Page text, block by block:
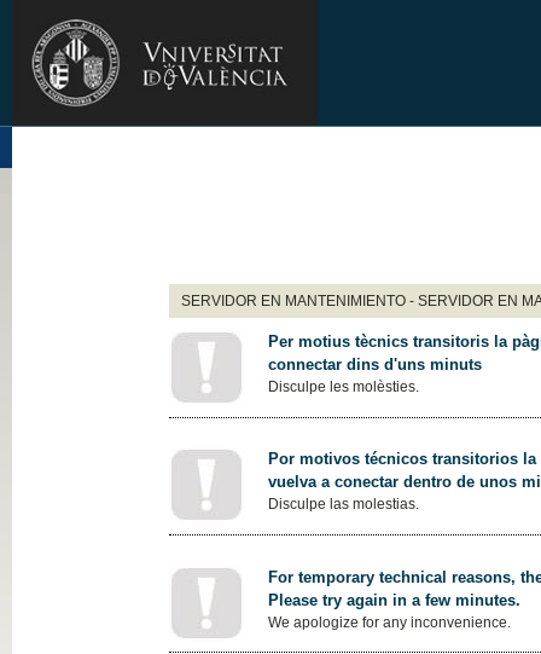
SERVIDOR EN MANTENIMIENTO - SERVIDOR EN
Per motius tècnics transitoris la
connectar dins d'uns minuts
Disculpe les molèsties.
Por motivos técnicos transitorios
vuelva a conectar dentro de unos
Disculpe las molestias.
For temporary technical reasons,
Please try again in a few minutes.
We apologize for any inconvenience.